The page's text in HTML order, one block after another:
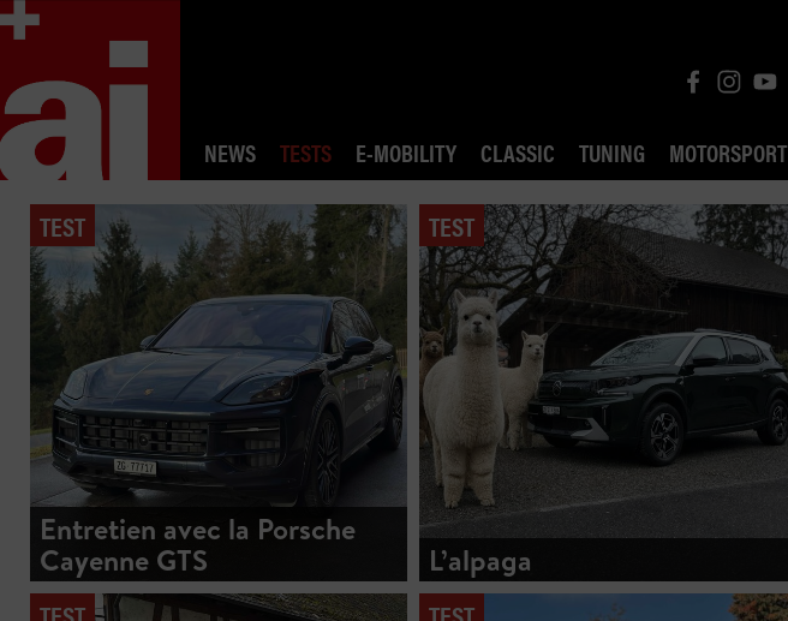
NEWS
TESTS E-MOBILITY CLASSIC TUNING MOTORSPORT
TEST
Entretien avec la Porsche
Cayenne GTS
TEST
L’alpaga